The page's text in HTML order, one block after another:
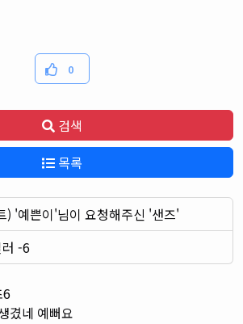
0
검색
목록
) '예쁜이'님이 요청해주신 '샌즈'
-6
6
겼네 예뻐요